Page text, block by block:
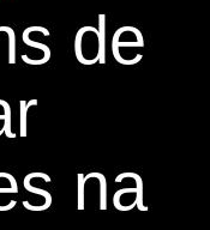
de
na